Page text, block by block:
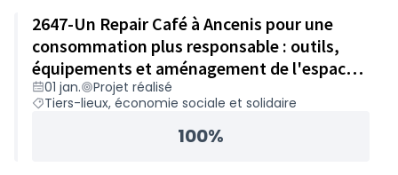
2647-Un Repair Café à Ancenis pour une
consommation plus responsable : outils,
équipements et aménagement de l'espace
dédié – 39 359€
01 jan.
Projet réalisé
Tiers-lieux, économie sociale et solidaire
100%